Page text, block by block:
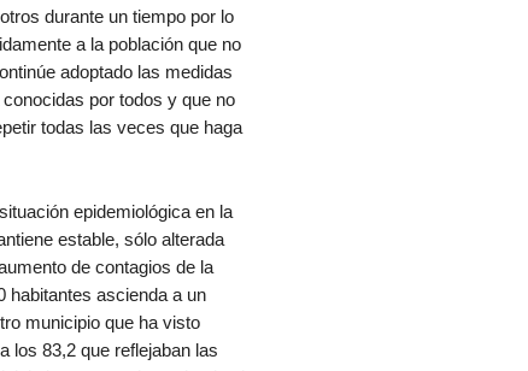
durante un tiempo por lo
a la población que no
adoptado las medidas
por todos y que no
todas las veces que haga
epidemiológica en la
estable, sólo alterada
de contagios de la
habitantes ascienda a un
municipio que ha visto
los 83,2 que reflejaban las